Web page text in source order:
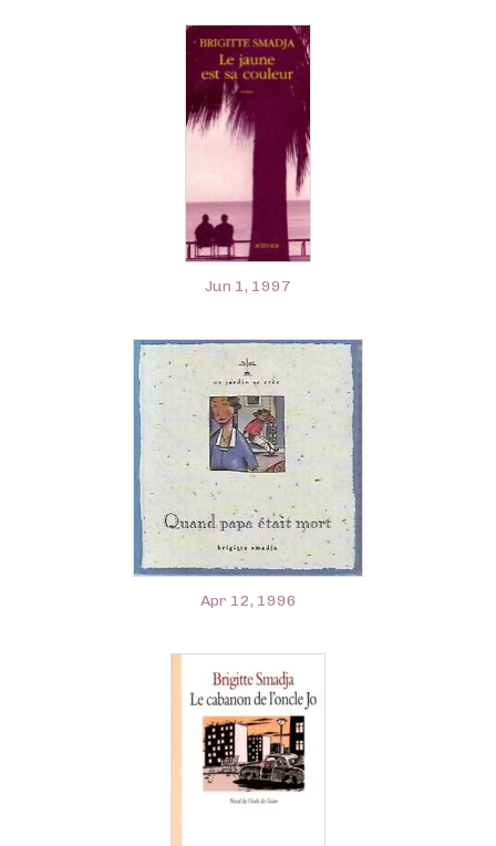
Jun 1, 1997
Apr 12, 1996